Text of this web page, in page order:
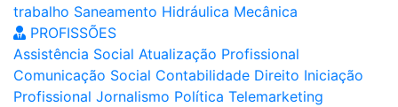
trabalho Saneamento Hidráulica Mecânica
PROFISSÕES
Assistência Social Atualização Profissional
Comunicação Social Contabilidade Direito Iniciação
Profissional Jornalismo Política Telemarketing